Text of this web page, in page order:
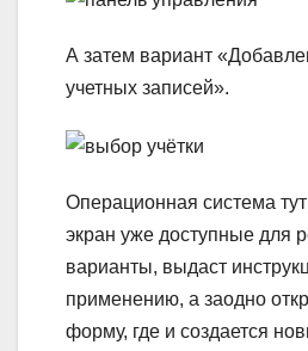
А затем вариант
учетных записей».
Операционная система
экран уже доступные для
варианты, выдаст
применению, а заодно
форму, где и создается